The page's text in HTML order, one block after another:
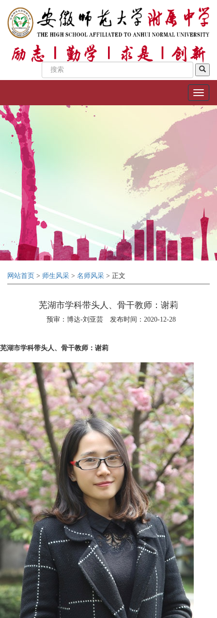
网站首页 > 师生风采 > 名师风采 > 正文
芜湖市学科带头人、骨干教师：谢莉
预审：博达-刘亚芸 发布时间：2020-12-28
芜湖市学科带头人、骨干教师：谢莉